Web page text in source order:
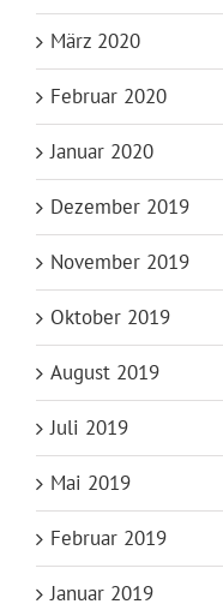
März 2020
Februar 2020
Januar 2020
Dezember 2019
November 2019
Oktober 2019
August 2019
Juli 2019
Mai 2019
Februar 2019
Januar 2019